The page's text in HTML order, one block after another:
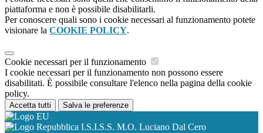
piattaforma e non è possibile disabilitarli.
Per conoscere quali sono i cookie necessari al funzionamento potete
visionare la COOKIE POLICY.
Cookie necessari per il funzionamento
I cookie necessari per il funzionamento non possono essere
disabilitati. È possibile consultare l'elenco nella pagina della cookie
policy.
Accetta tutti Salva le preferenze
I.S.I.S.S. M.O. Luciano Dal Cero